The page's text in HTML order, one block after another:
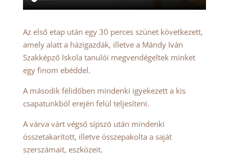
Az első etap után egy 30 perces szünet következett,
amely alatt a házigazdák, illetve a Mándy Iván
Szakképző Iskola tanulói megvendégeltek minket
egy finom ebéddel.
A második félidőben mindenki igyekezett a kis
csapatunkból erején felül teljesíteni.
A várva várt végső sípszó után mindenki
összetakarított, illetve összepakolta a saját
szerszámait, eszközeit.